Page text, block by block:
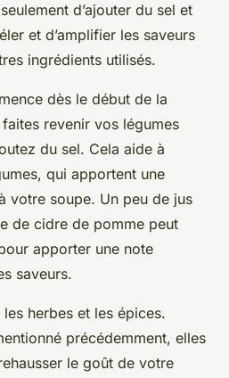
d’ajouter du sel et
et d’amplifier les saveurs
ingrédients utilisés.
dès le début de la
revenir vos légumes
du sel. Cela aide à
qui apportent une
votre soupe. Un peu de jus
de cidre de pomme peut
apporter une note
saveurs.
herbes et les épices.
précédemment, elles
le goût de votre